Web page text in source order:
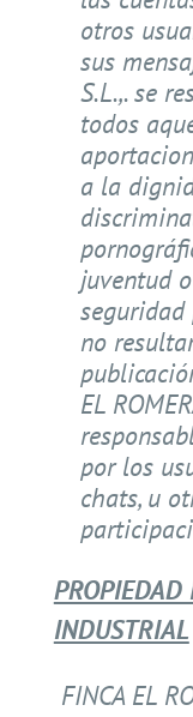
otros
sus
S.L.,. se
todos
a la
juventud
seguridad
no
EL
por los
chats, u
PROPIEDAD
INDUSTRIAL
FINCA EL